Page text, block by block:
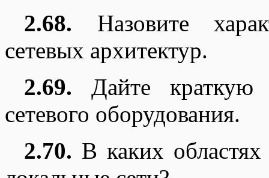
2.68. Назовите
сетевых архитектур.
2.69. Дайте краткую
сетевого оборудования.
2.70. В каких